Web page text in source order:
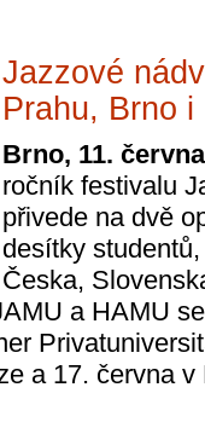
Jazzové
Prahu, Brno i
Brno, 11.
ročník festivalu
přivede na dvě
desítky
Česka,
a HAMU
a 17. června v